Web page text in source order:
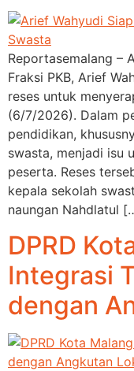
Reportasemalang –
Fraksi PKB, Arief
reses untuk
(6/7/2026). Dalam
pendidikan,
swasta, menjadi isu
peserta. Reses
kepala sekolah
naungan Nahdlatul
DPRD
Integrasi
dengan